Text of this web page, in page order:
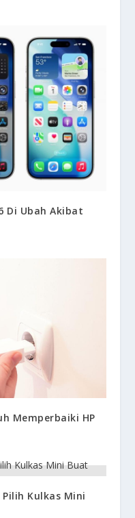
Di Ubah Akibat
Memperbaiki HP
Kulkas Mini